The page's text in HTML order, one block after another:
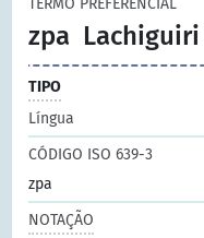
TERMO PREFERENCIAL
zpa
TIPO
Língua
CÓDIGO ISO 639-3
zpa
NOTAÇÃO